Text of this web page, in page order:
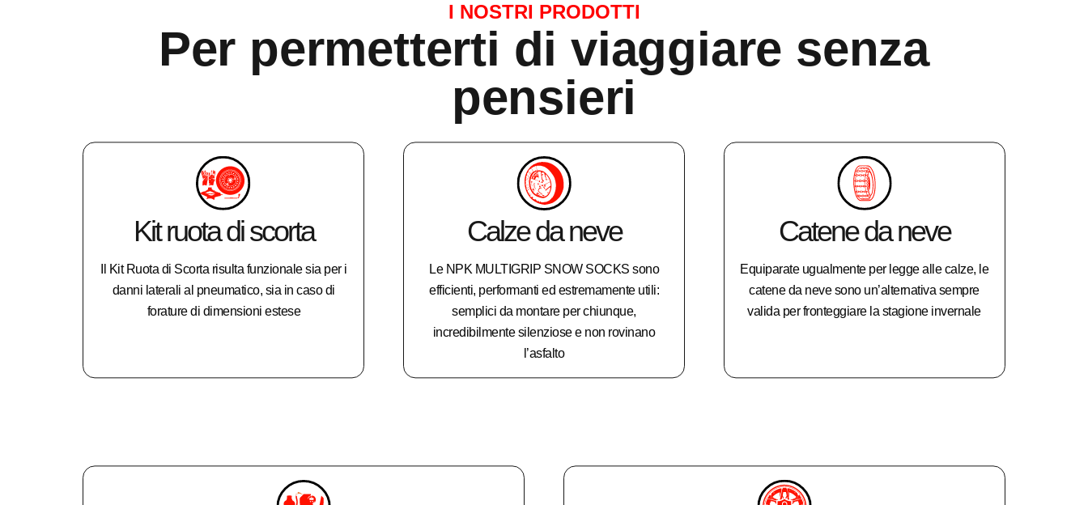
I NOSTRI PRODOTTI
Per permetterti di viaggiare senza
pensieri
Kit ruota di scorta
Il Kit Ruota di Scorta risulta funzionale sia per i
danni laterali al pneumatico, sia in caso di
forature di dimensioni estese
Calze da neve
Le NPK MULTIGRIP SNOW SOCKS sono
efficienti, performanti ed estremamente utili:
semplici da montare per chiunque,
incredibilmente silenziose e non rovinano
l’asfalto
Catene da neve
Equiparate ugualmente per legge alle calze, le
catene da neve sono un’alternativa sempre
valida per fronteggiare la stagione invernale